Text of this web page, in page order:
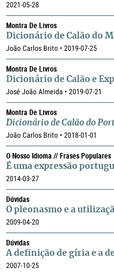
2021-05-28
Montra De Livros
Dicionário de Calão do
João Carlos Brito • 2019-07-25
Montra De Livros
Dicionário de Calão e
José João Almeida • 2019-07-21
Montra De Livros
Dicionário de Calão do
João Carlos Brito • 2018-01-01
O Nosso Idioma // Frases Populares
É uma expressão
2014-03-27
Dúvidas
O pleonasmo e a
2009-04-20
Dúvidas
A definição de gíria e a
2007-10-25